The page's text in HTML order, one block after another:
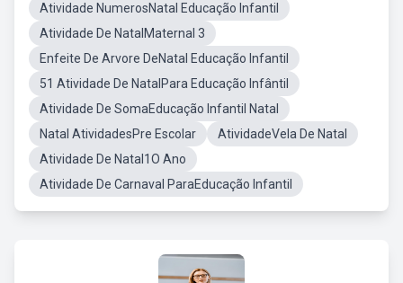
Atividade NumerosNatal Educação Infantil
Atividade De NatalMaternal 3
Enfeite De Arvore DeNatal Educação Infantil
51 Atividade De NatalPara Educação Infântil
Atividade De SomaEducação Infantil Natal
Natal AtividadesPre Escolar
AtividadeVela De Natal
Atividade De Natal1O Ano
Atividade De Carnaval ParaEducação Infantil